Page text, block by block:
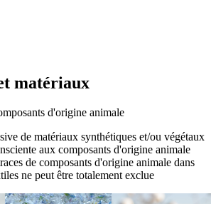
matériaux
d'origine animale
de matériaux synthétiques et/ou végétaux
aux composants d'origine animale
de composants d'origine animale dans
ne peut être totalement exclue